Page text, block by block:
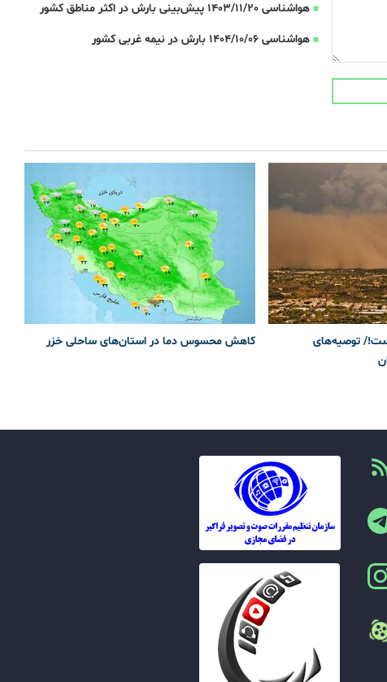
هواشناسی 1403/11/20 پیش‌بینی بارش در اکثر مناطق کشور
هواشناسی 1404/10/06 بارش در نیمه غربی کشور
توصیه‌های
کاهش محسوس دما در استان‌های ساحلی خزر